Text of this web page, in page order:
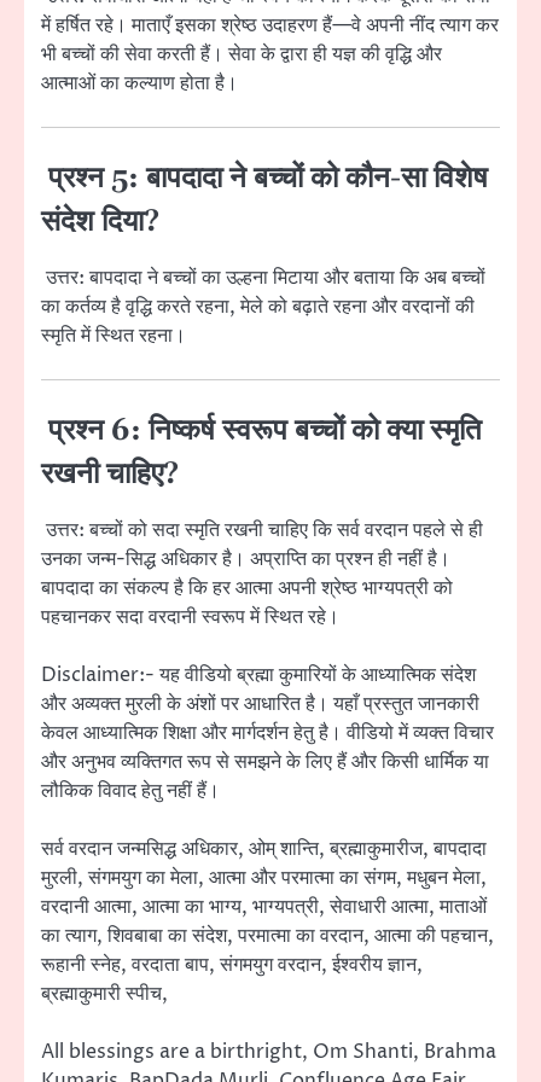
में हर्षित रहे। माताएँ इसका श्रेष्ठ उदाहरण हैं—वे अपनी नींद त्याग कर
भी बच्चों की सेवा करती हैं। सेवा के द्वारा ही यज्ञ की वृद्धि और
आत्माओं का कल्याण होता है।
प्रश्न 5: बापदादा ने बच्चों को कौन-सा विशेष
संदेश दिया?
उत्तर: बापदादा ने बच्चों का उल्हना मिटाया और बताया कि अब बच्चों
का कर्तव्य है वृद्धि करते रहना, मेले को बढ़ाते रहना और वरदानों की
स्मृति में स्थित रहना।
प्रश्न 6: निष्कर्ष स्वरूप बच्चों को क्या स्मृति
रखनी चाहिए?
उत्तर: बच्चों को सदा स्मृति रखनी चाहिए कि सर्व वरदान पहले से ही
उनका जन्म-सिद्ध अधिकार है। अप्राप्ति का प्रश्न ही नहीं है।
बापदादा का संकल्प है कि हर आत्मा अपनी श्रेष्ठ भाग्यपत्री को
पहचानकर सदा वरदानी स्वरूप में स्थित रहे।
Disclaimer:- यह वीडियो ब्रह्मा कुमारियों के आध्यात्मिक संदेश
और अव्यक्त मुरली के अंशों पर आधारित है। यहाँ प्रस्तुत जानकारी
केवल आध्यात्मिक शिक्षा और मार्गदर्शन हेतु है। वीडियो में व्यक्त विचार
और अनुभव व्यक्तिगत रूप से समझने के लिए हैं और किसी धार्मिक या
लौकिक विवाद हेतु नहीं हैं।
सर्व वरदान जन्मसिद्ध अधिकार, ओम् शान्ति, ब्रह्माकुमारीज, बापदादा
मुरली, संगमयुग का मेला, आत्मा और परमात्मा का संगम, मधुबन मेला,
वरदानी आत्मा, आत्मा का भाग्य, भाग्यपत्री, सेवाधारी आत्मा, माताओं
का त्याग, शिवबाबा का संदेश, परमात्मा का वरदान, आत्मा की पहचान,
रूहानी स्नेह, वरदाता बाप, संगमयुग वरदान, ईश्वरीय ज्ञान,
ब्रह्माकुमारी स्पीच,
All blessings are a birthright, Om Shanti, Brahma